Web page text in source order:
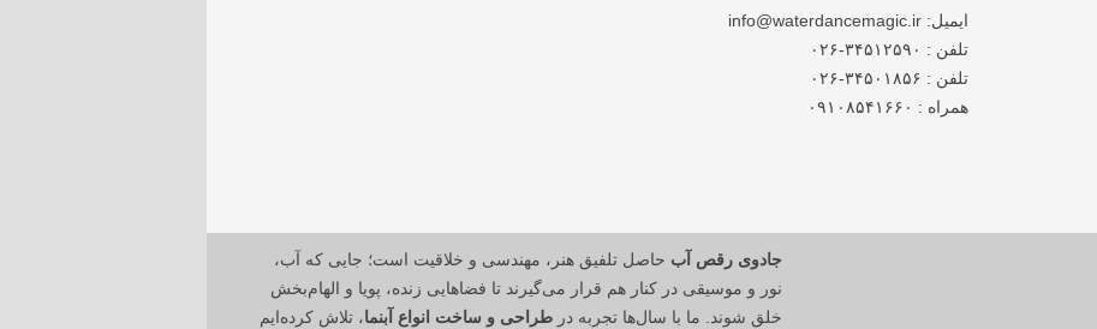
ایمیل: info@waterdancemagic.ir
تلفن : ۳۴۵۱۲۵۹۰-۰۲۶
تلفن : ۳۴۵۰۱۸۵۶-۰۲۶
همراه : ۰۹۱۰۸۵۴۱۶۶۰
جادوی رقص آب حاصل تلفیق هنر، مهندسی و خلاقیت است؛ جایی که آب،
نور و موسیقی در کنار هم قرار می‌گیرند تا فضاهایی زنده، پویا و الهام‌بخش
خلق شوند. ما با سال‌ها تجربه در طراحی و ساخت انواع آبنما، تلاش کرده‌ایم